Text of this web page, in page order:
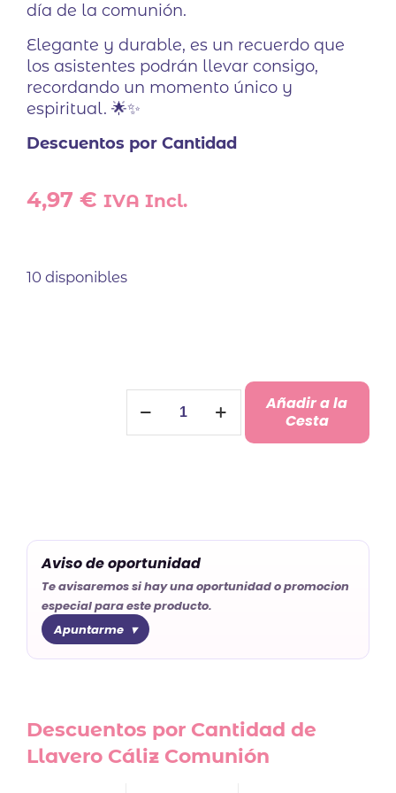
día de la comunión.
Elegante y durable, es un recuerdo que
los asistentes podrán llevar consigo,
recordando un momento único y
espiritual. 🌟✨
Descuentos por Cantidad
4,97 € IVA Incl.
10 disponibles
Comunión
Añadir a la
Cesta
Aviso de oportunidad
Te avisaremos si hay una oportunidad o promocion
especial para este producto.
Apuntarme
Descuentos por Cantidad de
Llavero Cáliz Comunión